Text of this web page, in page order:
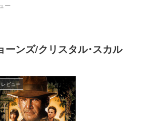
ー
ーンズ/クリスタル･スカル
レビュー